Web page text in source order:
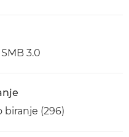
3.0
biranje (296)